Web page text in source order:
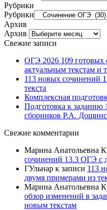
Рубрики
Рубрики
Архив
Архив
Свежие записи
ОГЭ 2026 109 готовых
актуальным текстам и
113 новых сочинений
текста
Комплексная
Подготовка к заданию
сборников Р.А.
Свежие комментарии
Марина Анатольевна
сочинений 13.3 ОГЭ с
ГУльнар к записи 113
двумя примерами из
Марина Анатольевна
обзор изменений в
новым текстам